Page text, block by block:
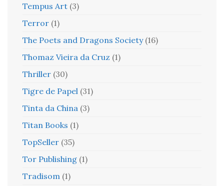
Tempus Art (3)
Terror (1)
The Poets and Dragons Society (16)
Thomaz Vieira da Cruz (1)
Thriller (30)
Tigre de Papel (31)
Tinta da China (3)
Titan Books (1)
TopSeller (35)
Tor Publishing (1)
Tradisom (1)